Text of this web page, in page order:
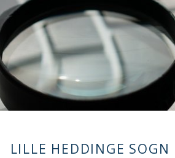
LILLE HEDDINGE SOGN